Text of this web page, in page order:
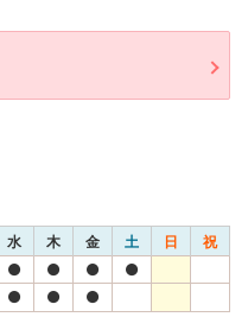
水 木 金 土 日 祝